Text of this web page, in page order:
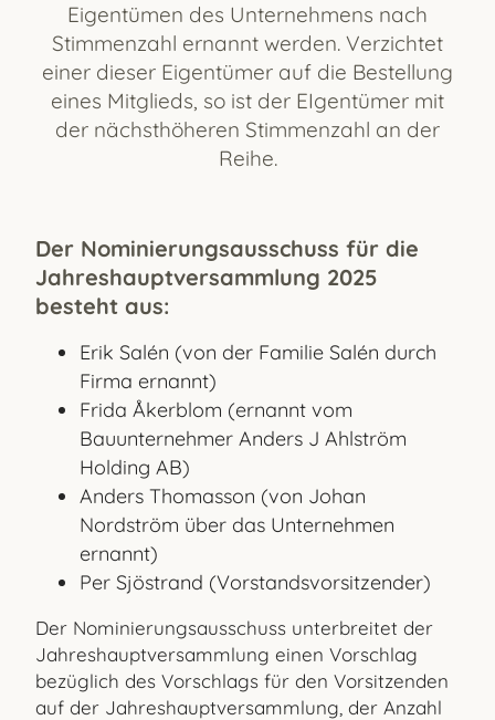
Eigentümen des Unternehmens nach
Stimmenzahl ernannt werden. Verzichtet
einer dieser Eigentümer auf die Bestellung
eines Mitglieds, so ist der EIgentümer mit
der nächsthöheren Stimmenzahl an der
Reihe.
Der Nominierungsausschuss für die
Jahreshauptversammlung 2025
besteht aus:
Erik Salén (von der Familie Salén durch
Firma ernannt)
Frida Åkerblom (ernannt vom
Bauunternehmer Anders J Ahlström
Holding AB)
Anders Thomasson (von Johan
Nordström über das Unternehmen
ernannt)
Per Sjöstrand (Vorstandsvorsitzender)
Der Nominierungsausschuss unterbreitet der
Jahreshauptversammlung einen Vorschlag
bezüglich des Vorschlags für den Vorsitzenden
auf der Jahreshauptversammlung, der Anzahl